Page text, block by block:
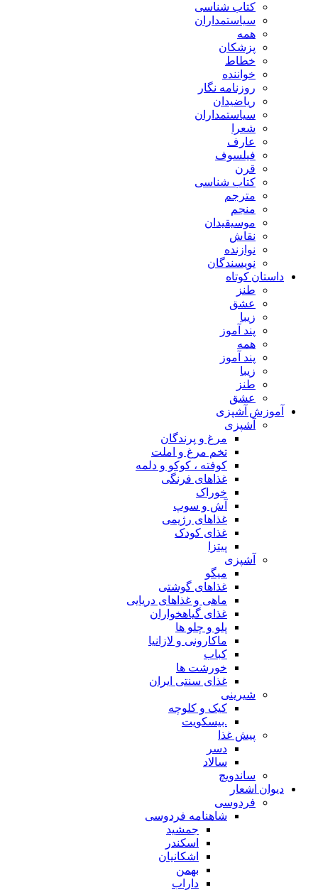
کتاب شناسی
سیاستمداران
همه
پزشکان
خطاط
خواننده
روزنامه نگار
ریاضیدان
سیاستمداران
شعرا
عارف
فیلسوف
قرن
کتاب شناسی
مترجم
منجم
موسیقیدان
نقاش
نوازنده
نویسندگان
داستان کوتاه
طنز
عشق
زیبا
پند آموز
همه
پند آموز
زیبا
طنز
عشق
آموزش آشپزی
آشپزی
مرغ و پرندگان
تخم مرغ و املت
کوفته ، کوکو و دلمه
غذاهای فرنگی
خوراک
آش و سوپ
غذاهای رژیمی
غذای کودک
پیتزا
آشپزی
میگو
غذاهای گوشتی
ماهی و غذاهای دریایی
غذای گیاهخواران
پلو و چلو ها
ماکارونی و لازانیا
کباب
خورشت ها
غذای سنتی ایران
شیرینی
کیک و کلوچه
.بیسکویت
پیش غذا
دسر
سالاد
ساندویچ
دیوان اشعار
فردوسی
شاهنامه فردوسی
جمشید
اسکندر
اشکانیان
بهمن
داراب